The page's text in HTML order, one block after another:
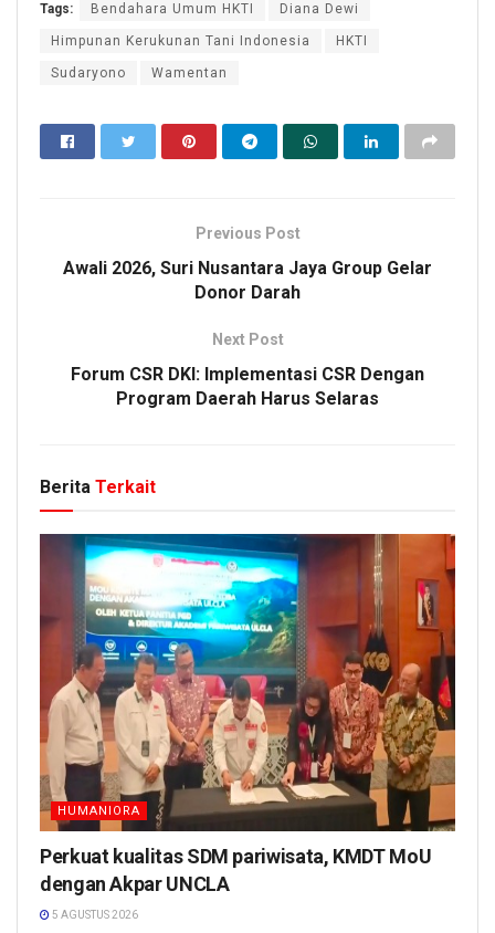
Tags: Bendahara Umum HKTI Diana Dewi
Himpunan Kerukunan Tani Indonesia HKTI
Sudaryono Wamentan
Previous Post
Awali 2026, Suri Nusantara Jaya Group Gelar
Donor Darah
Next Post
Forum CSR DKI: Implementasi CSR Dengan
Program Daerah Harus Selaras
Berita Terkait
HUMANIORA
Perkuat kualitas SDM pariwisata, KMDT MoU
dengan Akpar UNCLA
5 AGUSTUS 2026